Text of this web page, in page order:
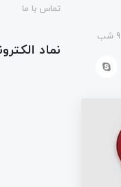
تماس با ما
نماد